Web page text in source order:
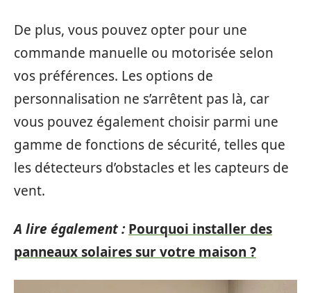
De plus, vous pouvez opter pour une
commande manuelle ou motorisée selon
vos préférences. Les options de
personnalisation ne s’arrêtent pas là, car
vous pouvez également choisir parmi une
gamme de fonctions de sécurité, telles que
les détecteurs d’obstacles et les capteurs de
vent.
A lire également : Pourquoi installer des
panneaux solaires sur votre maison ?